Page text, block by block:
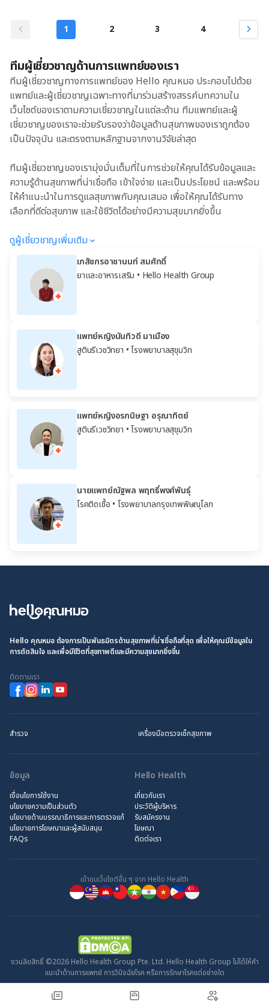
1 2 3 4
ทีมผู้เชี่ยวชาญด้านการแพทย์ของเรา
ทีมผู้เชี่ยวชาญทางการแพทย์ของ Hello คุณหมอ ประกอบไปด้วย
แพทย์และผู้เชี่ยวชาญเฉพาะทางที่มาร่วมสร้างสรรค์บทความใน
เว็บไซต์ของเราตามความเชี่ยวชาญในแต่ละด้าน ทีมแพทย์และผู้
เชี่ยวชาญของเราจะช่วยรับรองว่าข้อมูลด้านสุขภาพของเราถูกต้อง
เป็นปัจจุบัน และตรงตามหลักฐานจากงานวิจัยล่าสุด
ทีมผู้เชี่ยวชาญของเรามุ่งมั่นเต็มที่ในการช่วยให้คุณได้รับข้อมูลและ
ความรู้ด้านสุขภาพที่น่าเชื่อถือ เข้าใจง่าย และเป็นประโยชน์ และพร้อม
ให้คำแนะนำในการดูแลสุขภาพกับคุณเสมอ เพื่อให้คุณได้รับทาง
เลือกที่ดีต่อสุขภาพ และใช้ชีวิตได้อย่างมีความสุขมากยิ่งขึ้น
ดูผู้เชี่ยวชาญเพิ่มเติม
เภสัชกรอาชานนท์ สมศักดิ์
ยาและอาหารเสริม • Hello Health Group
แพทย์หญิงนันทิวดี มาเมือง
สูตินรีเวชวิทยา • โรงพยาบาลสุขุมวิท
แพทย์หญิงอรกนิษฐา อรุณาทิตย์
สูตินรีเวชวิทยา • โรงพยาบาลสุขุมวิท
นายแพทย์ณัฐพล พฤทธิ์พงศ์พันธุ์
โรคติดเชื้อ • โรงพยาบาลกรุงเทพพิษณุโลก
Hello คุณหมอ ต้องการเป็นพันธมิตรด้านสุขภาพที่น่าเชื่อถือที่สุด เพื่อให้คุณมีข้อมูลใน
การตัดสินใจ และเพื่อมีชีวิตที่สุขภาพดีและมีความสุขมากยิ่งขึ้น
ติดตามเรา
สำรวจ เครื่องมือตรวจเช็กสุขภาพ
ข้อมูล
เงื่อนไขการใช้งาน
นโยบายความเป็นส่วนตัว
นโยบายด้านบรรณาธิการและการตรวจแก้
นโยบายการโฆษณาและผู้สนับสนุน
FAQs
Hello Health
เกี่ยวกับเรา
ประวัติผู้บริหาร
รับสมัครงาน
โฆษณา
ติดต่อเรา
เข้าชมเว็บไซต์อื่น ๆ จาก Hello Health
งวนลิขสิทธิ์ ©2026 Hello Health Group Pte. Ltd. Hello Health Group ไม่ได้ให้คำ
แนะนำด้านการแพทย์ การวินิจฉัยโรค หรือการรักษาโรคแต่อย่างใด